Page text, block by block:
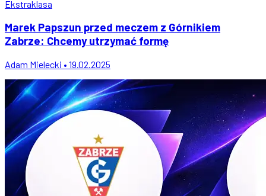
Ekstraklasa
Marek Papszun przed meczem z Górnikiem
Zabrze: Chcemy utrzymać formę
Adam Mielecki • 19.02.2025